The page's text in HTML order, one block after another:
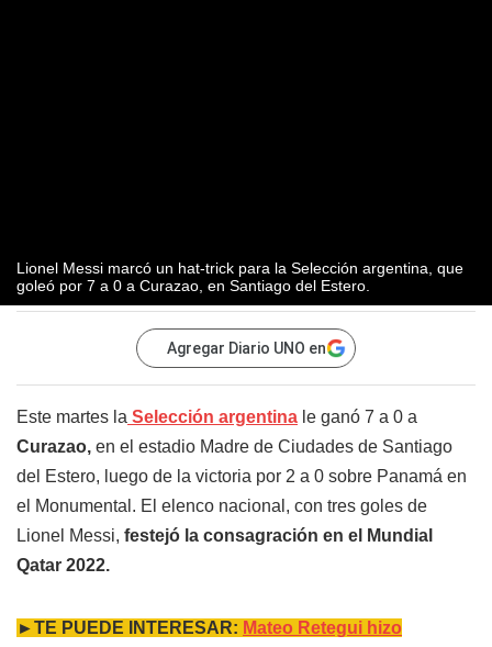
Lionel Messi marcó un hat-trick para la Selección argentina, que
goleó por 7 a 0 a Curazao, en Santiago del Estero.
Agregar Diario UNO en
Este martes la Selección argentina le ganó 7 a 0 a
Curazao, en el estadio Madre de Ciudades de Santiago
del Estero, luego de la victoria por 2 a 0 sobre Panamá en
el Monumental. El elenco nacional, con tres goles de
Lionel Messi, festejó la consagración en el Mundial
Qatar 2022.
►TE PUEDE INTERESAR: Mateo Retegui hizo